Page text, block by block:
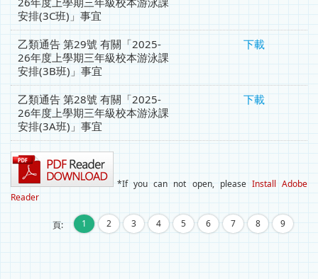
安排(3C班)」事宜
乙類通告 第29號 有關「2025-
26年度上學期三年級校本游泳課
安排(3B班)」事宜
下載
乙類通告 第28號 有關「2025-
26年度上學期三年級校本游泳課
安排(3A班)」事宜
下載
*If you can not open, please Install Adobe
Reader
頁: 1 2 3 4 5 6 7 8 9 …